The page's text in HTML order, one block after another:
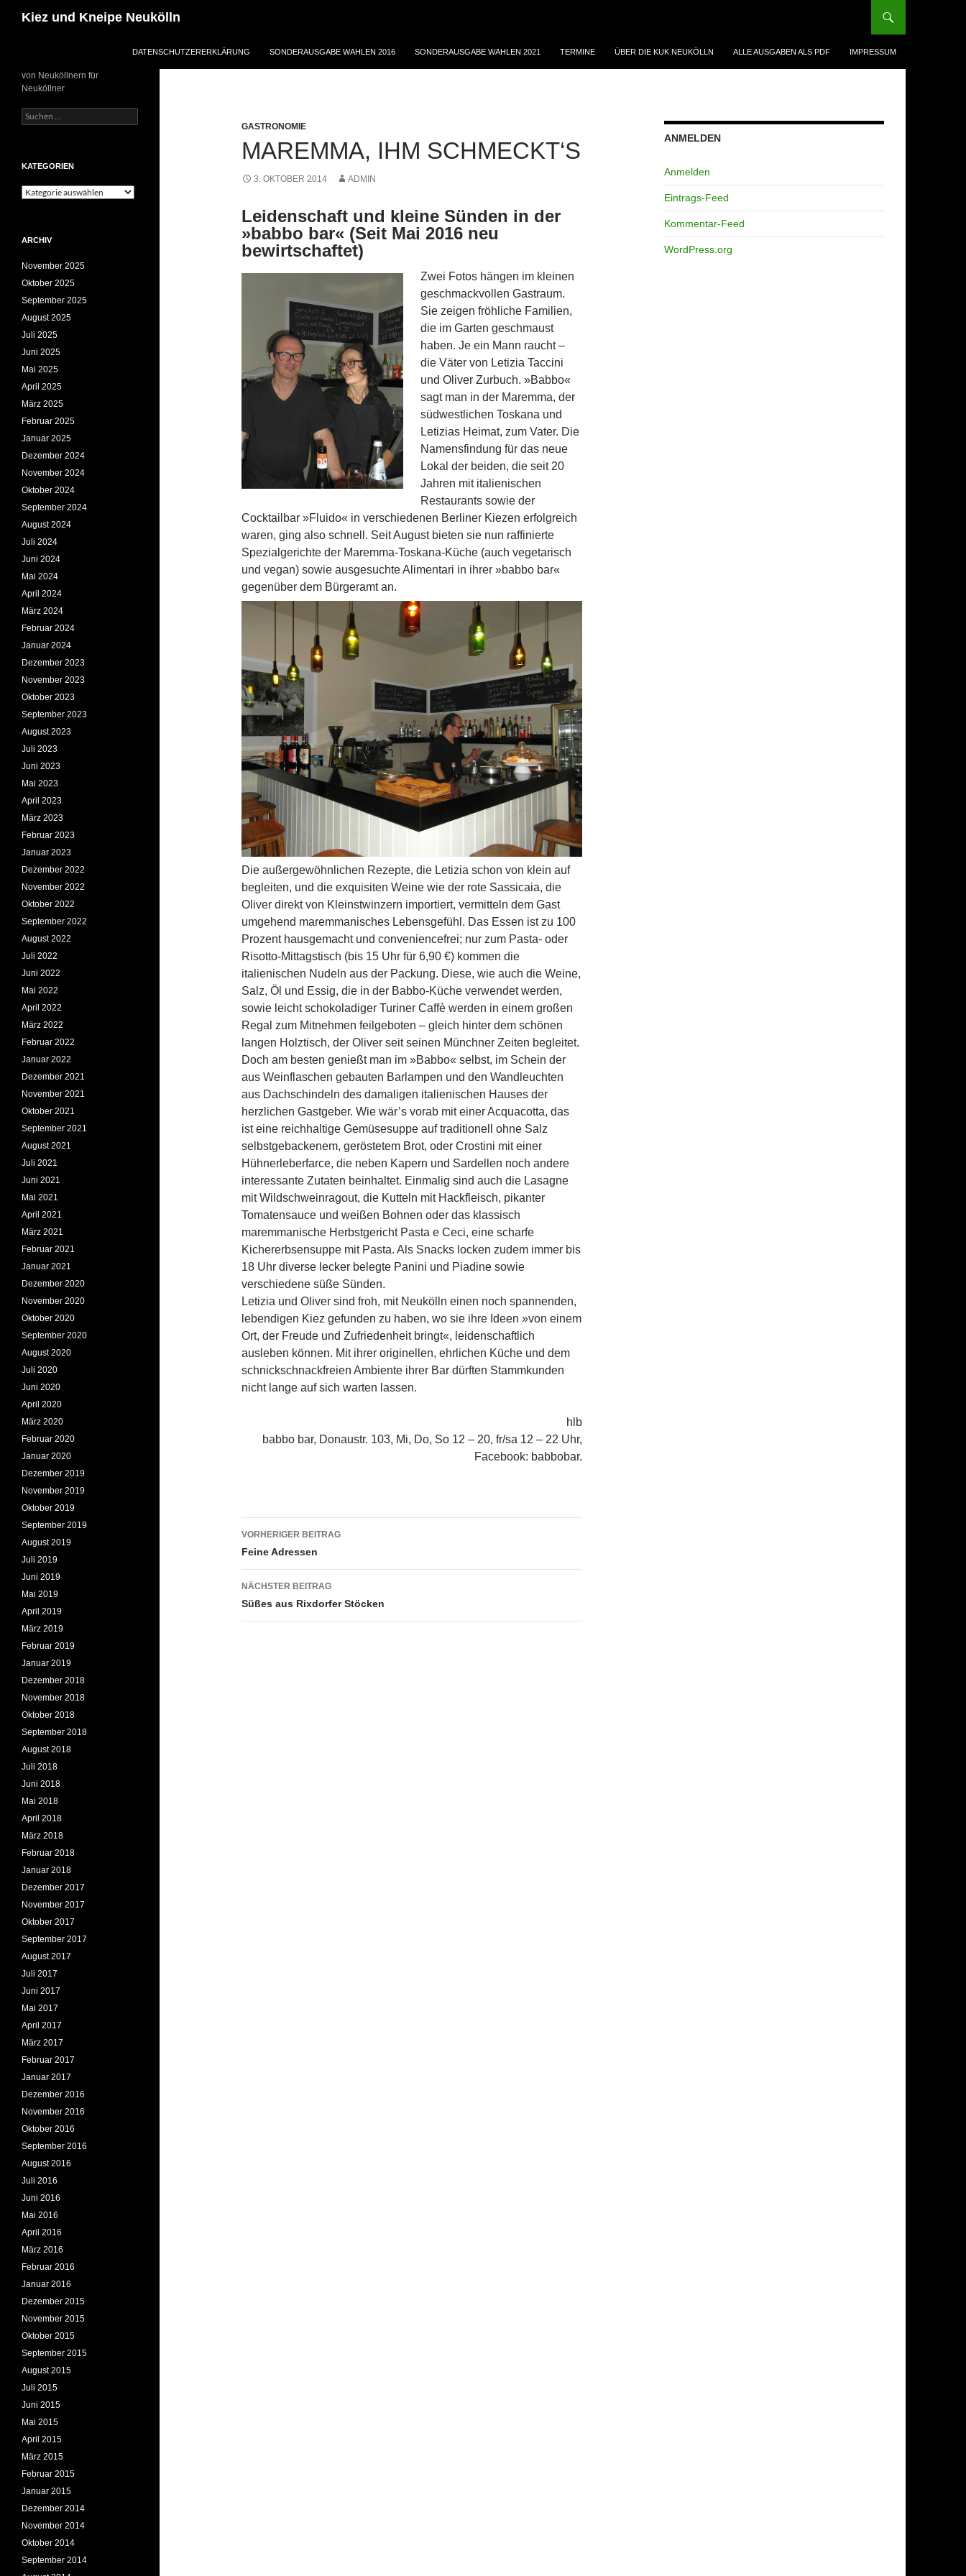
Inhalt
Kiez und Kneipe Neukölln
DATENSCHUTZERERKLÄRUNG SONDERAUSGABE WAHLEN 2016 SONDERAUSGABE WAHLEN 2021 TERMINE ÜBER DIE KUK NEUKÖLLN ALLE AUSGABEN ALS PDF IMPRESSUM
GASTRONOMIE
MAREMMA, IHM SCHMECKT‘S
3. OKTOBER 2014 ADMIN
Leidenschaft und kleine Sünden in der
»babbo bar« (Seit Mai 2016 neu
bewirtschaftet)
Zwei Fotos hängen im kleinen
geschmackvollen Gastraum.
Sie zeigen fröhliche Familien,
die im Garten geschmaust
haben. Je ein Mann raucht –
die Väter von Letizia Taccini
und Oliver Zurbuch. »Babbo«
sagt man in der Maremma, der
südwestlichen Toskana und
Letizias Heimat, zum Vater. Die
Namensfindung für das neue
Lokal der beiden, die seit 20
Jahren mit italienischen
Restaurants sowie der
Cocktailbar »Fluido« in verschiedenen Berliner Kiezen erfolgreich
waren, ging also schnell. Seit August bieten sie nun raffinierte
Spezialgerichte der Maremma-Toskana-Küche (auch vegetarisch
und vegan) sowie ausgesuchte Alimentari in ihrer »babbo bar«
gegenüber dem Bürgeramt an.
Die außergewöhnlichen Rezepte, die Letizia schon von klein auf
begleiten, und die exquisiten Weine wie der rote Sassicaia, die
Oliver direkt von Kleinstwinzern importiert, vermitteln dem Gast
umgehend maremmanisches Lebensgefühl. Das Essen ist zu 100
Prozent hausgemacht und conveniencefrei; nur zum Pasta- oder
Risotto-Mittagstisch (bis 15 Uhr für 6,90 €) kommen die
italienischen Nudeln aus der Packung. Diese, wie auch die Weine,
Salz, Öl und Essig, die in der Babbo-Küche verwendet werden,
sowie leicht schokoladiger Turiner Caffè werden in einem großen
Regal zum Mitnehmen feilgeboten – gleich hinter dem schönen
langen Holztisch, der Oliver seit seinen Münchner Zeiten begleitet.
Doch am besten genießt man im »Babbo« selbst, im Schein der
aus Weinflaschen gebauten Barlampen und den Wandleuchten
aus Dachschindeln des damaligen italienischen Hauses der
herzlichen Gastgeber. Wie wär’s vorab mit einer Acquacotta, das
ist eine reichhaltige Gemüsesuppe auf traditionell ohne Salz
selbstgebackenem, geröstetem Brot, oder Crostini mit einer
Hühnerleberfarce, die neben Kapern und Sardellen noch andere
interessante Zutaten beinhaltet. Einmalig sind auch die Lasagne
mit Wildschweinragout, die Kutteln mit Hackfleisch, pikanter
Tomatensauce und weißen Bohnen oder das klassisch
maremmanische Herbstgericht Pasta e Ceci, eine scharfe
Kichererbsensuppe mit Pasta. Als Snacks locken zudem immer bis
18 Uhr diverse lecker belegte Panini und Piadine sowie
verschiedene süße Sünden.
Letizia und Oliver sind froh, mit Neukölln einen noch spannenden,
lebendigen Kiez gefunden zu haben, wo sie ihre Ideen »von einem
Ort, der Freude und Zufriedenheit bringt«, leidenschaftlich
ausleben können. Mit ihrer originellen, ehrlichen Küche und dem
schnickschnackfreien Ambiente ihrer Bar dürften Stammkunden
nicht lange auf sich warten lassen.
hlb
babbo bar, Donaustr. 103, Mi, Do, So 12 – 20, fr/sa 12 – 22 Uhr,
Facebook: babbobar.
Beitragsnavigation
VORHERIGER BEITRAG
Feine Adressen
NÄCHSTER BEITRAG
Süßes aus Rixdorfer Stöcken
ANMELDEN
Anmelden
Eintrags-Feed
Kommentar-Feed
WordPress.org
von Neuköllnern für
Neuköllner
Suchen
nach:
KATEGORIEN
Kategorien
ARCHIV
November 2025
Oktober 2025
September 2025
August 2025
Juli 2025
Juni 2025
Mai 2025
April 2025
März 2025
Februar 2025
Januar 2025
Dezember 2024
November 2024
Oktober 2024
September 2024
August 2024
Juli 2024
Juni 2024
Mai 2024
April 2024
März 2024
Februar 2024
Januar 2024
Dezember 2023
November 2023
Oktober 2023
September 2023
August 2023
Juli 2023
Juni 2023
Mai 2023
April 2023
März 2023
Februar 2023
Januar 2023
Dezember 2022
November 2022
Oktober 2022
September 2022
August 2022
Juli 2022
Juni 2022
Mai 2022
April 2022
März 2022
Februar 2022
Januar 2022
Dezember 2021
November 2021
Oktober 2021
September 2021
August 2021
Juli 2021
Juni 2021
Mai 2021
April 2021
März 2021
Februar 2021
Januar 2021
Dezember 2020
November 2020
Oktober 2020
September 2020
August 2020
Juli 2020
Juni 2020
April 2020
März 2020
Februar 2020
Januar 2020
Dezember 2019
November 2019
Oktober 2019
September 2019
August 2019
Juli 2019
Juni 2019
Mai 2019
April 2019
März 2019
Februar 2019
Januar 2019
Dezember 2018
November 2018
Oktober 2018
September 2018
August 2018
Juli 2018
Juni 2018
Mai 2018
April 2018
März 2018
Februar 2018
Januar 2018
Dezember 2017
November 2017
Oktober 2017
September 2017
August 2017
Juli 2017
Juni 2017
Mai 2017
April 2017
März 2017
Februar 2017
Januar 2017
Dezember 2016
November 2016
Oktober 2016
September 2016
August 2016
Juli 2016
Juni 2016
Mai 2016
April 2016
März 2016
Februar 2016
Januar 2016
Dezember 2015
November 2015
Oktober 2015
September 2015
August 2015
Juli 2015
Juni 2015
Mai 2015
April 2015
März 2015
Februar 2015
Januar 2015
Dezember 2014
November 2014
Oktober 2014
September 2014